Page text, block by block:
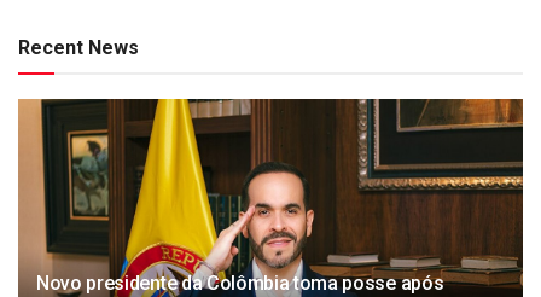
Recent News
Novo presidente da Colômbia toma posse após